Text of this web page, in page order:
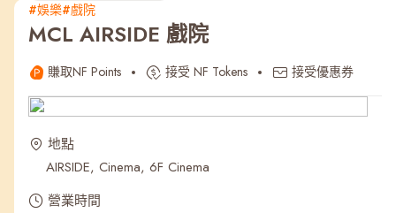
熱門
最近搜尋紀錄
#娛樂#戲院
MCL AIRSIDE 戲院
賺取NF Points 接受 NF Tokens 接受優惠券
地點
AIRSIDE, Cinema, 6F Cinema
營業時間